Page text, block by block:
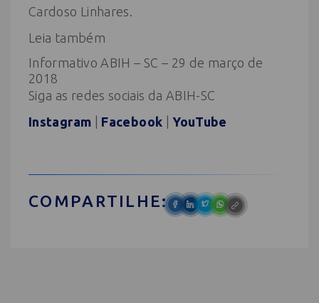
Cardoso Linhares.
Leia também
Informativo ABIH – SC – 29 de março de
2018
Siga as redes sociais da ABIH-SC
Instagram
Facebook |YouTube
COMPARTILHE: